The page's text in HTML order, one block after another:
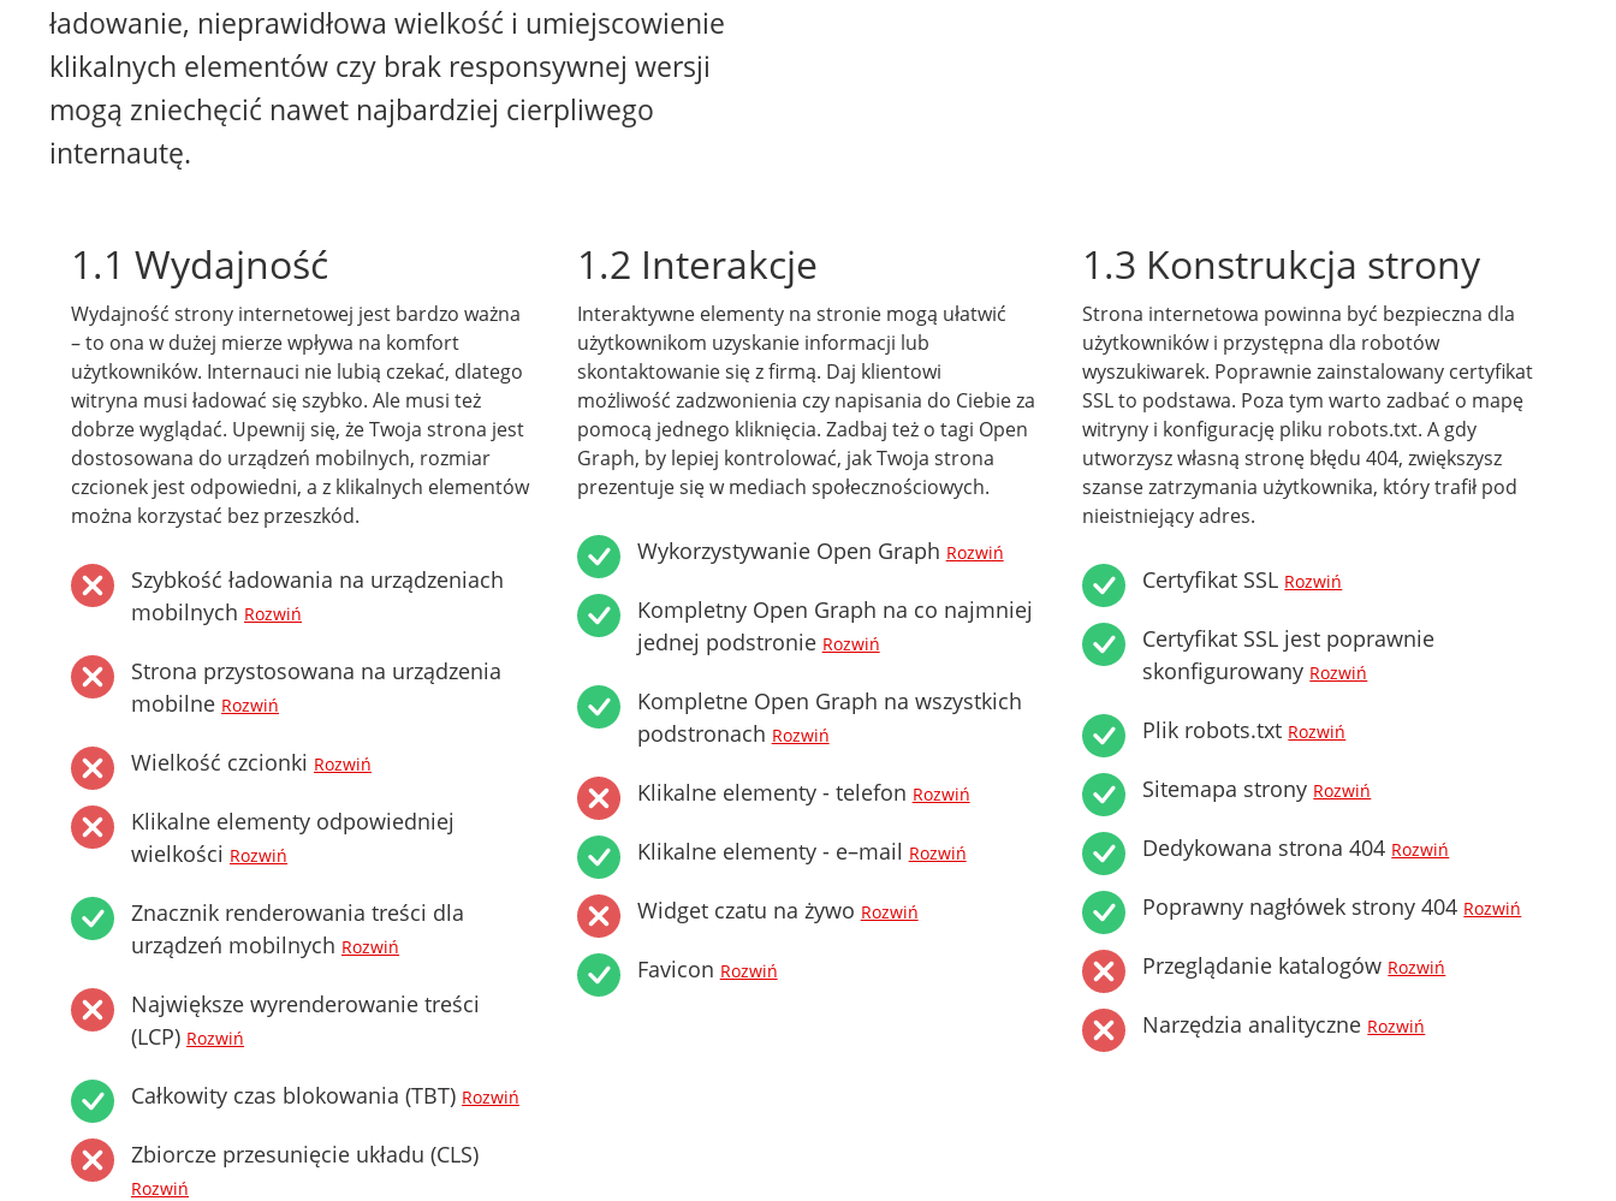
ładowanie, nieprawidłowa wielkość i umiejscowienie
klikalnych elementów czy brak responsywnej wersji
mogą zniechęcić nawet najbardziej cierpliwego
internautę.
1.1 Wydajność
Wydajność strony internetowej jest bardzo ważna
– to ona w dużej mierze wpływa na komfort
użytkowników. Internauci nie lubią czekać, dlatego
witryna musi ładować się szybko. Ale musi też
dobrze wyglądać. Upewnij się, że Twoja strona jest
dostosowana do urządzeń mobilnych, rozmiar
czcionek jest odpowiedni, a z klikalnych elementów
można korzystać bez przeszkód.
Szybkość ładowania na urządzeniach
mobilnych Rozwiń
Strona przystosowana na urządzenia
mobilne Rozwiń
Wielkość czcionki Rozwiń
Klikalne elementy odpowiedniej
wielkości Rozwiń
Znacznik renderowania treści dla
urządzeń mobilnych Rozwiń
Największe wyrenderowanie treści
(LCP) Rozwiń
Całkowity czas blokowania (TBT) Rozwiń
Zbiorcze przesunięcie układu (CLS)
Rozwiń
1.2 Interakcje
Interaktywne elementy na stronie mogą ułatwić
użytkownikom uzyskanie informacji lub
skontaktowanie się z firmą. Daj klientowi
możliwość zadzwonienia czy napisania do Ciebie za
pomocą jednego kliknięcia. Zadbaj też o tagi Open
Graph, by lepiej kontrolować, jak Twoja strona
prezentuje się w mediach społecznościowych.
Wykorzystywanie Open Graph Rozwiń
Kompletny Open Graph na co najmniej
jednej podstronie Rozwiń
Kompletne Open Graph na wszystkich
podstronach Rozwiń
Klikalne elementy - telefon Rozwiń
Klikalne elementy - e–mail Rozwiń
Widget czatu na żywo Rozwiń
Favicon Rozwiń
1.3 Konstrukcja strony
Strona internetowa powinna być bezpieczna dla
użytkowników i przystępna dla robotów
wyszukiwarek. Poprawnie zainstalowany certyfikat
SSL to podstawa. Poza tym warto zadbać o mapę
witryny i konfigurację pliku robots.txt. A gdy
utworzysz własną stronę błędu 404, zwiększysz
szanse zatrzymania użytkownika, który trafił pod
nieistniejący adres.
Certyfikat SSL Rozwiń
Certyfikat SSL jest poprawnie
skonfigurowany Rozwiń
Plik robots.txt Rozwiń
Sitemapa strony Rozwiń
Dedykowana strona 404 Rozwiń
Poprawny nagłówek strony 404 Rozwiń
Przeglądanie katalogów Rozwiń
Narzędzia analityczne Rozwiń